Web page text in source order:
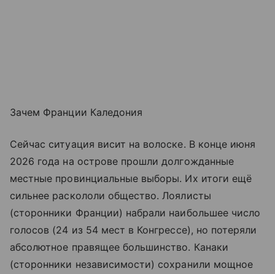
Зачем Франции Каледония
Сейчас ситуация висит на волоске. В конце июня
2026 года на острове прошли долгожданные
местные провинциальные выборы. Их итоги ещё
сильнее раскололи общество. Лоялисты
(сторонники Франции) набрали наибольшее число
голосов (24 из 54 мест в Конгрессе), но потеряли
абсолютное правящее большинство. Канаки
(сторонники независимости) сохранили мощное